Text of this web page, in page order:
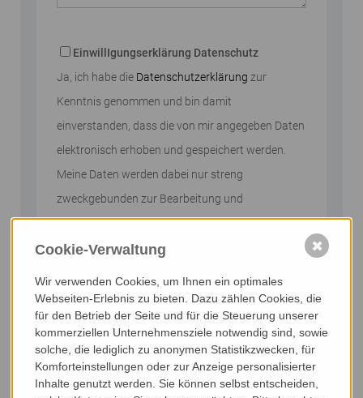
EinwillIgungserklärung Datenschutz
Ja, ich habe die Datenschutzerklärung zur
Kenntnis genommen und bin damit
einverstanden, dass die von mir angegeben Daten
elektronisch erhoben und gespeichert werden.
Meine Daten werden dabei nur streng
zweckgebunden zur Bearbeitung und
Beantwortung meiner Anfrage genutzt.
Cookie-Verwaltung
Wir verwenden Cookies, um Ihnen ein optimales
Webseiten-Erlebnis zu bieten. Dazu zählen Cookies, die
für den Betrieb der Seite und für die Steuerung unserer
kommerziellen Unternehmensziele notwendig sind, sowie
solche, die lediglich zu anonymen Statistikzwecken, für
Komforteinstellungen oder zur Anzeige personalisierter
Inhalte genutzt werden. Sie können selbst entscheiden,
✖